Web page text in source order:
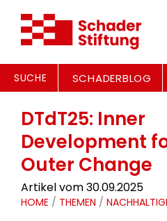
SUCHE SCHADERBLOG
DTdT25: Inner
Development
Outer Change
Artikel vom 30.09.2025
HOME / THEMEN /